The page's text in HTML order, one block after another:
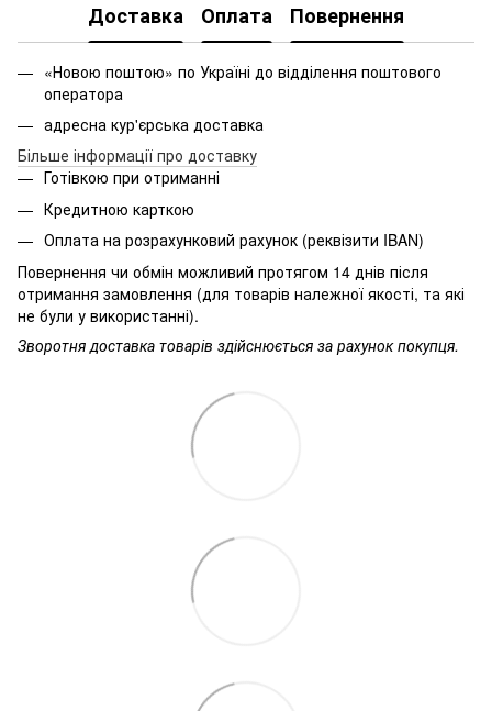
Доставка Оплата Повернення
«Новою поштою» по Україні до відділення поштового
оператора
адресна кур'єрська доставка
Більше інформації про доставку
Готівкою при отриманні
Кредитною карткою
Оплата на розрахунковий рахунок (реквізити IBAN)
Повернення чи обмін можливий протягом 14 днів після
отримання замовлення (для товарів належної якості, та які
не були у використанні).
Зворотня доставка товарів здійснюється за рахунок покупця.